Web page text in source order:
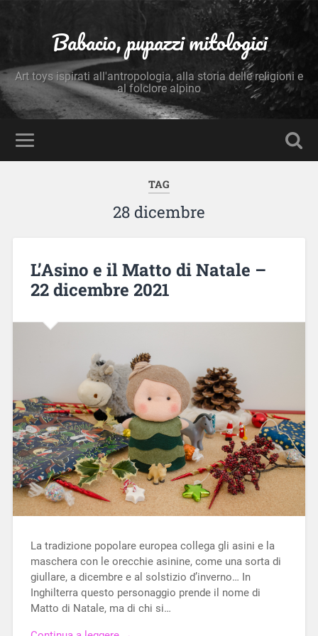
Babacio, pupazzi mitologici
Art toys ispirati all'antropologia, alla storia delle religioni e
al folclore alpino
TAG
28 dicembre
L’Asino e il Matto di Natale –
22 dicembre 2021
La tradizione popolare europea collega gli asini e la
maschera con le orecchie asinine, come una sorta di
giullare, a dicembre e al solstizio d’inverno… In
Inghilterra questo personaggio prende il nome di
Matto di Natale, ma di chi si…